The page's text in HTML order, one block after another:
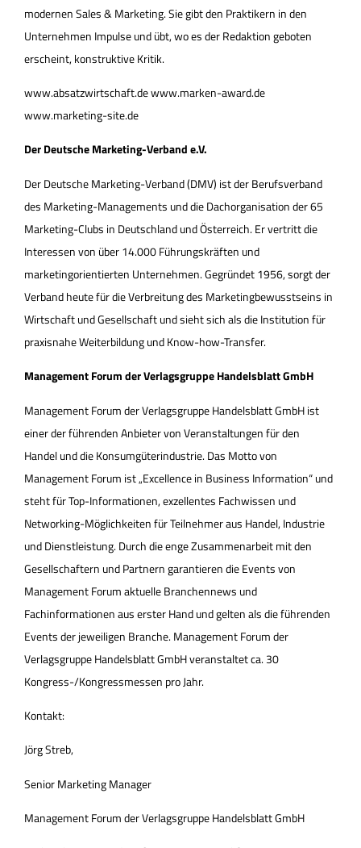
modernen Sales & Marketing. Sie gibt den Praktikern in den
Unternehmen Impulse und übt, wo es der Redaktion geboten
erscheint, konstruktive Kritik.
www.absatzwirtschaft.de www.marken-award.de
www.marketing-site.de
Der Deutsche Marketing-Verband e.V.
Der Deutsche Marketing-Verband (DMV) ist der Berufsverband
des Marketing-Managements und die Dachorganisation der 65
Marketing-Clubs in Deutschland und Österreich. Er vertritt die
Interessen von über 14.000 Führungskräften und
marketingorientierten Unternehmen. Gegründet 1956, sorgt der
Verband heute für die Verbreitung des Marketingbewusstseins in
Wirtschaft und Gesellschaft und sieht sich als die Institution für
praxisnahe Weiterbildung und Know-how-Transfer.
Management Forum der Verlagsgruppe Handelsblatt GmbH
Management Forum der Verlagsgruppe Handelsblatt GmbH ist
einer der führenden Anbieter von Veranstaltungen für den
Handel und die Konsumgüterindustrie. Das Motto von
Management Forum ist „Excellence in Business Information“ und
steht für Top-Informationen, exzellentes Fachwissen und
Networking-Möglichkeiten für Teilnehmer aus Handel, Industrie
und Dienstleistung. Durch die enge Zusammenarbeit mit den
Gesellschaftern und Partnern garantieren die Events von
Management Forum aktuelle Branchennews und
Fachinformationen aus erster Hand und gelten als die führenden
Events der jeweiligen Branche. Management Forum der
Verlagsgruppe Handelsblatt GmbH veranstaltet ca. 30
Kongress-/Kongressmessen pro Jahr.
Kontakt:
Jörg Streb,
Senior Marketing Manager
Management Forum der Verlagsgruppe Handelsblatt GmbH